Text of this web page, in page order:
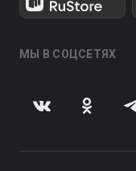
МЫ В СОЦСЕТЯХ